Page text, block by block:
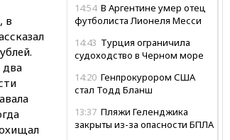
14:54 В Аргентине умер отец
футболиста Лионеля Месси
14:43 Турция ограничила
судоходство в Черном море
14:20 Генпрокурором США
стал Тодд Бланш
13:37 Пляжи Геленджика
закрыты из-за опасности БПЛА
в
два